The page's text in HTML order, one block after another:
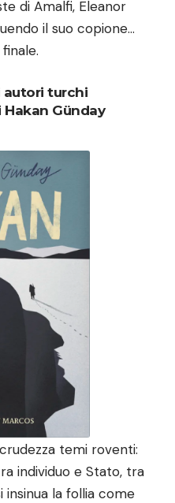
di Amalfi, Eleanor
il suo copione…
autori turchi
Günday
temi roventi:
individuo e Stato, tra
la follia come